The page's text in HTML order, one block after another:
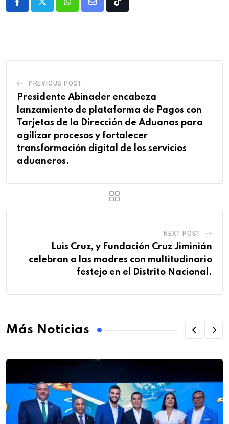
PREVIOUS POST
Presidente Abinader encabeza
lanzamiento de plataforma de Pagos con
Tarjetas de la Dirección de Aduanas para
agilizar procesos y fortalecer
transformación digital de los servicios
aduaneros.
NEXT POST
Luis Cruz, y Fundación Cruz Jiminián
celebran a las madres con multitudinario
festejo en el Distrito Nacional.
Más Noticias